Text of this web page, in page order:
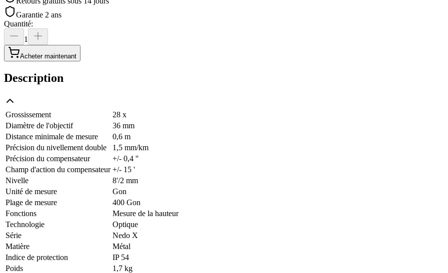
Garantie 2 ans
Quantité:
1
Acheter maintenant
Description
Grossissement
28 x
Diamètre de l'objectif
36 mm
Distance minimale de mesure
0,6 m
Précision du nivellement double
1,5 mm/km
Précision du compensateur
+/- 0,4 ''
Champ d'action du compensateur +/- 15 '
Nivelle
8'/2 mm
Unité de mesure
Gon
Plage de mesure
400 Gon
Fonctions
Mesure de la hauteur
Technologie
Optique
Série
Nedo X
Matière
Métal
Indice de protection
IP 54
Poids
1,7 kg